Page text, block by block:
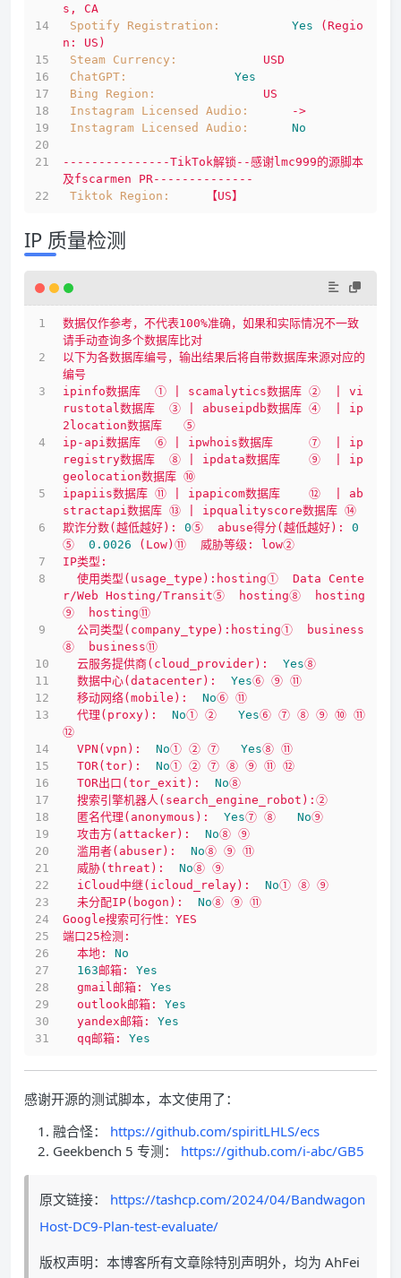
s,
CA
Spotify Registration:
Yes
(Regio
n:
US)
Steam Currency:
USD
ChatGPT:
Yes
Bing Region:
US
Instagram Licensed Audio:
->
Instagram Licensed Audio:
No
---------------TikTok解锁--感谢lmc999的源脚本
及fscarmen
PR--------------
Tiktok Region:
【US】
IP 质量检测
数据仅作参考，不代表100%准确，如果和实际情况不一致
请手动查询多个数据库比对
以下为各数据库编号，输出结果后将自带数据库来源对应的
编号
ipinfo数据库
① scamalytics数据库 ②
vi
rustotal数据库
③ abuseipdb数据库 ④
ip
2location数据库
⑤
ip-api数据库
⑥ ipwhois数据库 ⑦
ip
registry数据库
⑧ ipdata数据库 ⑨
ip
geolocation数据库 ⑩
ipapiis数据库 ⑪ ipapicom数据库 ⑫
ab
stractapi数据库 ⑬ ipqualityscore数据库 ⑭
欺诈分数(越低越好):
0⑤ abuse得分(越低越好):
0
⑤
0.0026 (Low)⑪ 威胁等级:
low②
IP类型:
使用类型(usage_type):hosting①
Data Cente
r/Web Hosting/Transit⑤ hosting⑧
hosting
⑨
hosting⑪
公司类型(company_type):hosting①
business
⑧
business⑪
云服务提供商(cloud_provider):
Yes⑧
数据中心(datacenter):
Yes⑥ ⑨ ⑪
移动网络(mobile):
No⑥ ⑪
代理(proxy):
No① ② Yes⑥ ⑦ ⑧ ⑨ ⑩ ⑪
⑫
VPN(vpn):
No① ② ⑦ Yes⑧ ⑪
TOR(tor):
No① ② ⑦ ⑧ ⑨ ⑪ ⑫
TOR出口(tor_exit):
No⑧
搜索引擎机器人(search_engine_robot):②
匿名代理(anonymous):
Yes⑦ ⑧ No⑨
攻击方(attacker):
No⑧ ⑨
滥用者(abuser):
No⑧ ⑨ ⑪
威胁(threat):
No⑧ ⑨
iCloud中继(icloud_relay):
No① ⑧ ⑨
未分配IP(bogon):
No⑧ ⑨ ⑪
Google搜索可行性：YES
端口25检测:
本地:
No
163邮箱:
Yes
gmail邮箱:
Yes
outlook邮箱:
Yes
yandex邮箱:
Yes
qq邮箱:
Yes
感谢开源的测试脚本，本文使用了：
融合怪： https://github.com/spiritLHLS/ecs
Geekbench 5 专测： https://github.com/i-abc/GB5
原文链接： https://tashcp.com/2024/04/Bandwagon
Host-DC9-Plan-test-evaluate/
版权声明：本博客所有文章除特別声明外，均为 AhFei